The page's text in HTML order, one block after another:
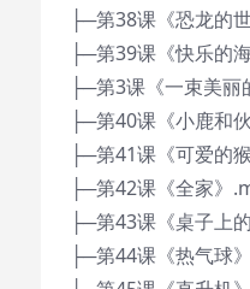
├─第38课《恐龙的
├─第39课《快乐的
├─第3课《一束美
├─第40课《小鹿和
├─第41课《可爱的
├─第42课《全家》
├─第43课《桌子上
├─第44课《热气球